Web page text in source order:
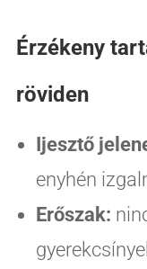
Érzékeny
röviden
Ijesztő
enyhén
Erőszak: